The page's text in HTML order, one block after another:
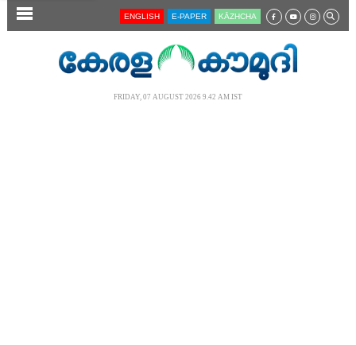
SECTIONS ENGLISH E-PAPER KĀZHCHA
FRIDAY, 07 AUGUST 2026 9.42 AM IST